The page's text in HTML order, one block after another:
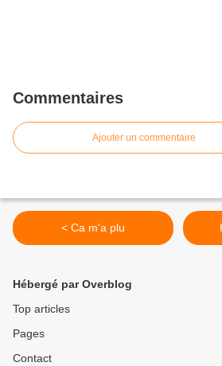
Commentaires
Ajouter un commentaire
< Ca m'a plu
Hébergé par Overblog
Top articles
Pages
Contact